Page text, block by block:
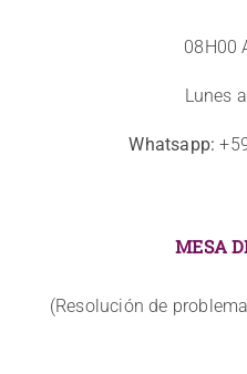
08H00
Lunes
Whatsapp:
MESA
(Resolución de